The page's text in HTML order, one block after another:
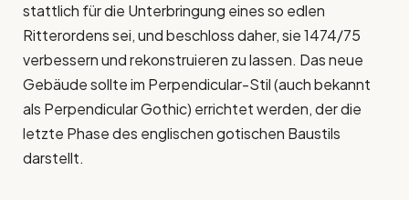
stattlich für die Unterbringung eines so edlen
Ritterordens sei, und beschloss daher, sie 1474/75
verbessern und rekonstruieren zu lassen. Das neue
Gebäude sollte im Perpendicular-Stil (auch bekannt
als Perpendicular Gothic) errichtet werden, der die
letzte Phase des englischen gotischen Baustils
darstellt.